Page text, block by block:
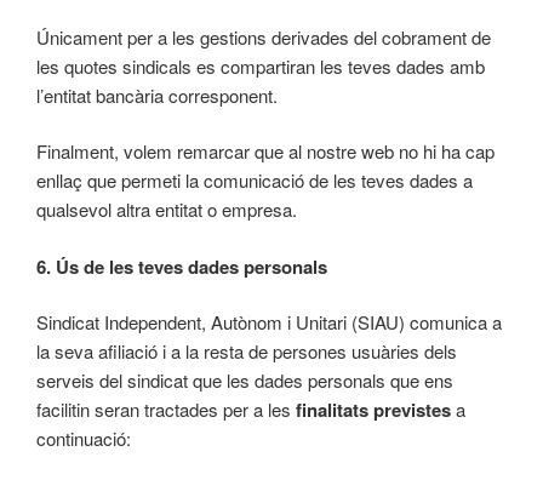
Únicament per a les gestions derivades del cobrament de
les quotes sindicals es compartiran les teves dades amb
l’entitat bancària corresponent.
Finalment, volem remarcar que al nostre web no hi ha cap
enllaç que permeti la comunicació de les teves dades a
qualsevol altra entitat o empresa.
6. Ús de les teves dades personals
Sindicat Independent, Autònom i Unitari (SIAU) comunica a
la seva afiliació i a la resta de persones usuàries dels
serveis del sindicat que les dades personals que ens
facilitin seran tractades per a les finalitats previstesa
continuació: